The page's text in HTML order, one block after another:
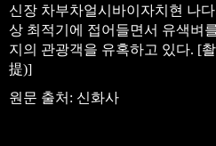
신장 차부차얼시바이자치현 나
상 최적기에 접어들면서 유색벼
지의 관광객을 유혹하고 있다. [
提)]
원문 출처: 신화사